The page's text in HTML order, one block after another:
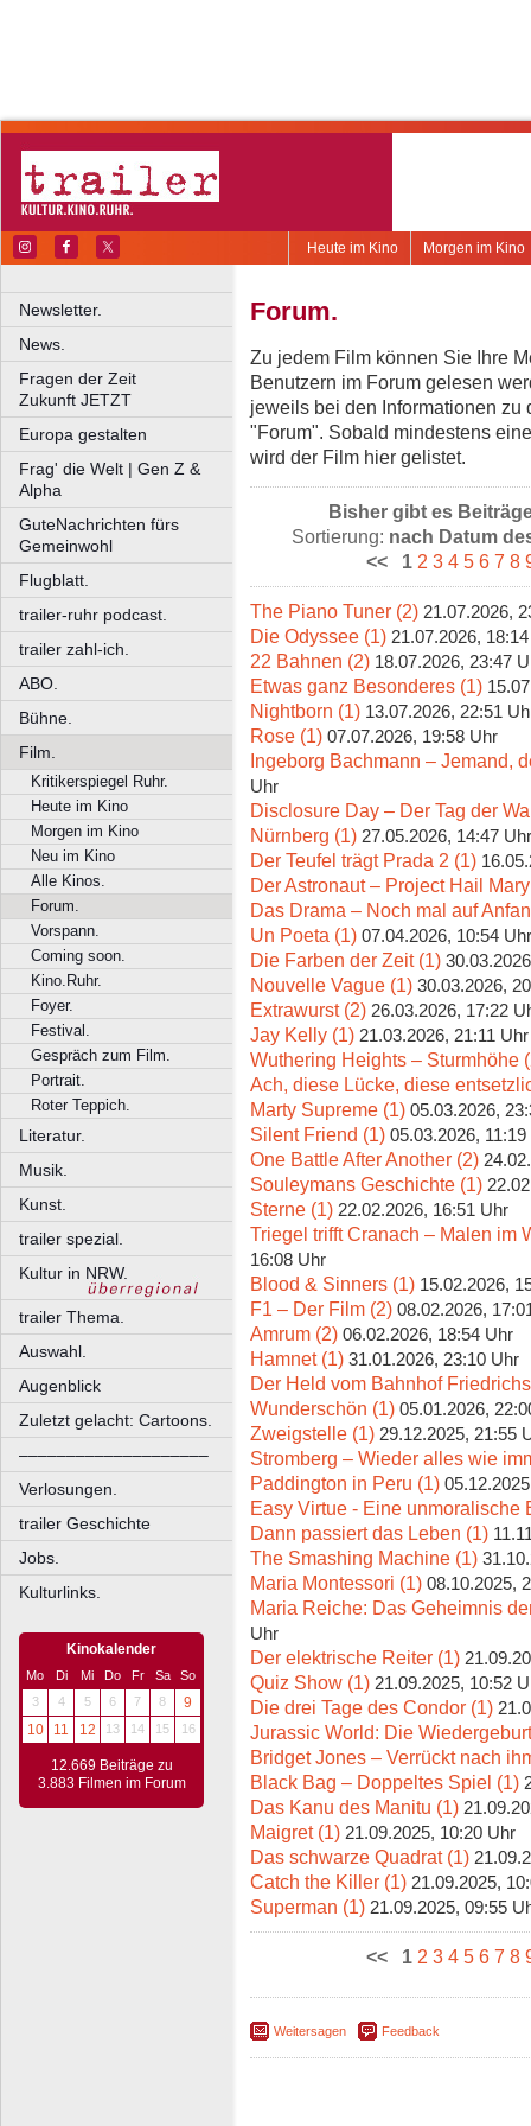
Morgen im Kino
Heute im Kino
Newsletter.
News.
Fragen der Zeit
Zukunft JETZT
Europa gestalten
Frag' die Welt | Gen Z &
Alpha
GuteNachrichten fürs
Gemeinwohl
Flugblatt.
trailer-ruhr podcast.
trailer zahl-ich.
ABO.
Bühne.
Film.
Kritikerspiegel Ruhr.
Heute im Kino
Morgen im Kino
Neu im Kino
Alle Kinos.
Forum.
Vorspann.
Coming soon.
Kino.Ruhr.
Foyer.
Festival.
Gespräch zum Film.
Portrait.
Roter Teppich.
Literatur.
Musik.
Kunst.
trailer spezial.
Kultur in NRW.
trailer Thema.
Auswahl.
Augenblick
Zuletzt gelacht: Cartoons.
––––––––––––––––––––
Verlosungen.
trailer Geschichte
Jobs.
Kulturlinks.
Kinokalender
Mo Di Mi Do Fr Sa
So
3
4 5 6 7 8
9
10
11 12 13 14 15 16
12.669 Beiträge zu
3.883 Filmen im Forum
Forum.
Zu jedem Film können Sie Ihre
Benutzern im Forum gelesen
jeweils bei den Informationen zu
"Forum". Sobald mindestens
wird der Film hier gelistet.
Bisher gibt es
Sortierung: nach Datum
<<
1 2 3 4 5 6 7 8
The Piano Tuner (2) 21.07.2026,
Die Odyssee (1) 21.07.2026,
22 Bahnen (2) 18.07.2026, 23:47
Etwas ganz Besonderes (1)
Nightborn (1) 13.07.2026, 22:51
Rose (1) 07.07.2026, 19:58 Uhr
Ingeborg Bachmann – Jemand,
Uhr
Disclosure Day – Der Tag der
Nürnberg (1) 27.05.2026, 14:47 Uhr
Der Teufel trägt Prada 2 (1)
Der Astronaut – Project Hail
Das Drama – Noch mal auf
Un Poeta (1) 07.04.2026, 10:54 Uhr
Die Farben der Zeit (1)
Nouvelle Vague (1) 30.03.2026,
Extrawurst (2) 26.03.2026, 17:22
Jay Kelly (1) 21.03.2026, 21:11 Uhr
Wuthering Heights – Sturmhöhe
Ach, diese Lücke, diese
Marty Supreme (1) 05.03.2026,
Silent Friend (1) 05.03.2026, 11:19
One Battle After Another (2)
Souleymans Geschichte (1)
Sterne (1) 22.02.2026, 16:51 Uhr
Triegel trifft Cranach – Malen im
16:08 Uhr
Blood & Sinners (1) 15.02.2026,
F1 – Der Film (2) 08.02.2026,
Amrum (2) 06.02.2026, 18:54 Uhr
Hamnet (1) 31.01.2026, 23:10 Uhr
Der Held vom Bahnhof
Wunderschön (1) 05.01.2026,
Zweigstelle (1) 29.12.2025, 21:55
Stromberg – Wieder alles wie
Paddington in Peru (1)
Easy Virtue - Eine unmoralische
Dann passiert das Leben (1)
The Smashing Machine (1)
Maria Montessori (1) 08.10.2025,
Maria Reiche: Das Geheimnis
Uhr
Der elektrische Reiter (1)
Quiz Show (1) 21.09.2025, 10:52
Die drei Tage des Condor (1)
Jurassic World: Die
Bridget Jones – Verrückt nach
Black Bag – Doppeltes Spiel (1)
Das Kanu des Manitu (1)
Maigret (1) 21.09.2025, 10:20 Uhr
Das schwarze Quadrat (1)
Catch the Killer (1) 21.09.2025,
Superman (1) 21.09.2025, 09:55
<< 1 2 3 4 5 6 7 8
Weitersagen Feedback